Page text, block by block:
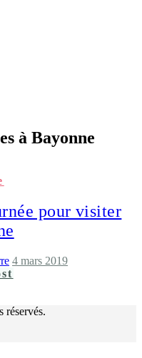
à Bayonne
pour visiter
4 mars 2019
réservés.